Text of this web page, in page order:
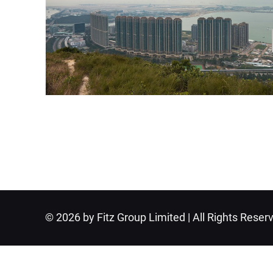
© 2026 by Fitz Group Limited | All Rights